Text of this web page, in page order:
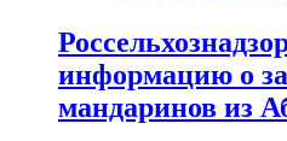
информацию о
мандаринов из